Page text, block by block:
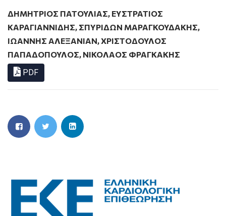
ΔΗΜΗΤΡΙΟΣ ΠΑΤΟΥΛΙΑΣ, ΕΥΣΤΡΑΤΙΟΣ
ΚΑΡΑΓΙΑΝΝΙΔΗΣ, ΣΠΥΡΙΔΩΝ ΜΑΡΑΓΚΟΥΔΑΚΗΣ,
ΙΩΑΝΝΗΣ ΑΛΕΞΑΝΙΑΝ,ΧΡΙΣΤΌΔΟΥΛΟΣ
ΠΑΠΑΔΌΠΟΥΛΟΣ, ΝΙΚΌΛΑΟΣ ΦΡΑΓΚΆΚΗΣ
PDF